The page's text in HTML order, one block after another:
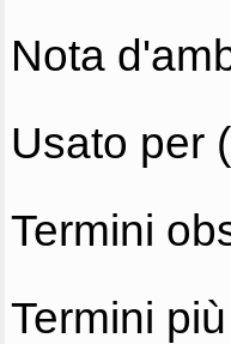
Nota
Usato per
Termini
Termini